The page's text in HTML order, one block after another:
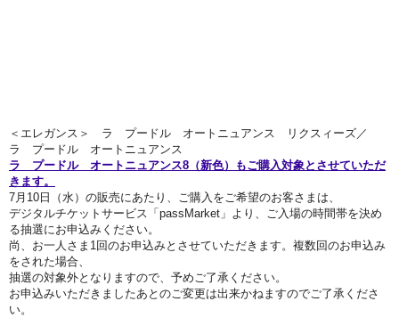
＜エレガンス＞ ラ プードル オートニュアンス リクスィーズ／
ラ プードル オートニュアンス
ラ プードル オートニュアンス8（新色）もご購入対象とさせていただ
きます。
7月10 日（水） の販売にあたり、ご購入をご希望のお客さまは、
デジタルチケットサービス「passMarket」より、ご入場の時間帯を決め
る抽選にお申込みください。
尚、お一人さま1回のお申込みとさせていただきます。複数回のお申込み
をされた場合、
抽選の対象外となりますので、予めご了承ください。
お申込みいただきましたあとのご変更は出来かねますのでご了承くださ
い。